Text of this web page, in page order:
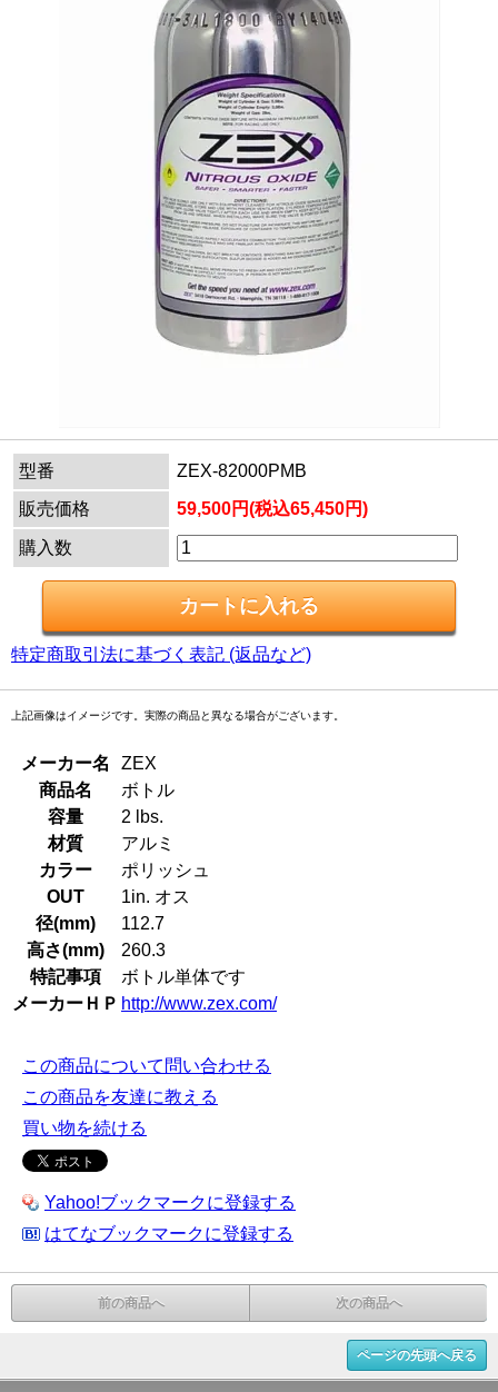
型番
ZEX-82000PMB
販売価格
59,500円(税込65,450円)
購入数
特定商取引法に基づく表記 (返品など)
上記画像はイメージです。実際の商品と異なる場合がございます。
メーカー名
ZEX
商品名
ボトル
容量
2 lbs.
材質
アルミ
カラー
ポリッシュ
OUT
1in. オス
径(mm)
112.7
高さ(mm)
260.3
特記事項
ボトル単体です
メーカーＨＰ http://www.zex.com/
この商品について問い合わせる
この商品を友達に教える
買い物を続ける
Yahoo!ブックマークに登録する
はてなブックマークに登録する
前の商品へ 次の商品へ
ページの先頭へ戻る